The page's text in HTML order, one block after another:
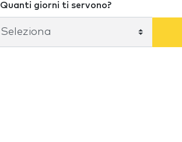
Quanti giorni ti servono?